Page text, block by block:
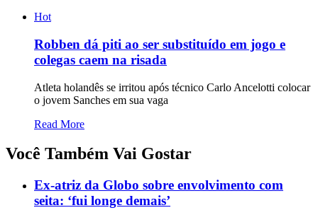
Hot
Robben dá piti ao ser substituído em jogo e
colegas caem na risada
Atleta holandês se irritou após técnico Carlo Ancelotti colocar
o jovem Sanches em sua vaga
Read More
Você Também Vai Gostar
Ex-atriz da Globo sobre envolvimento com
seita: ‘fui longe demais’